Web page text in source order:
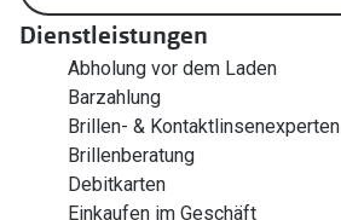
Dienstleistungen
Abholung vor dem Laden
Barzahlung
Brillen- & Kontaktlinsenexperten
Brillenberatung
Debitkarten
Einkaufen im Geschäft